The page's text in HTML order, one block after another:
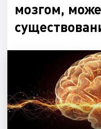
мозгом,